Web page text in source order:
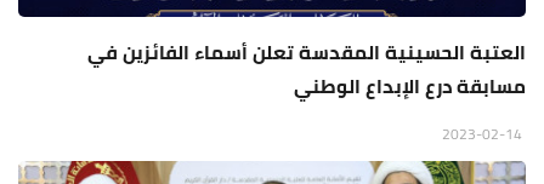
العتبة الحسينية المقدسة تعلن أسماء الفائزين في
مسابقة درع الإبداع الوطني